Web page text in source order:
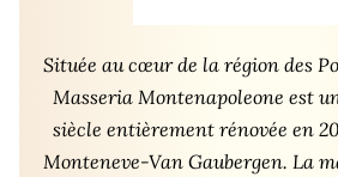
Située au cœur de la région des
Masseria Montenapoleone est
siècle entièrement rénovée en
Monteneve-Van Gaubergen. La